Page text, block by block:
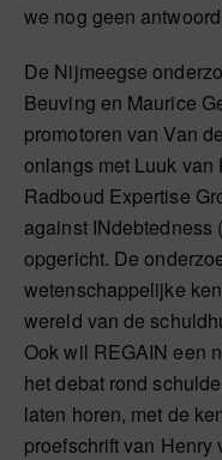
we nog geen antwoord
De Nijmeegse
Beuving en Maurice
promotoren van Van
onlangs met Luuk van
Radboud Expertise
against INdebtedness
opgericht. De
wetenschappelijke
wereld van de
Ook wil REGAIN een
het debat rond
laten horen, met de
proefschrift van Henry